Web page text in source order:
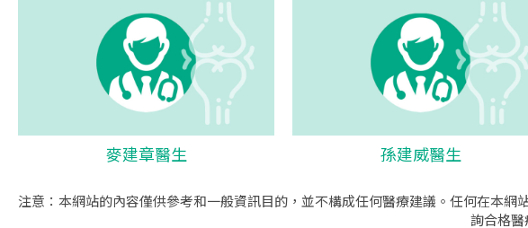
麥建章醫生 孫建威醫生
注意：本網站的內容僅供參考和一般資訊目的，並不構成任何醫療建議。任何在本
詢合格醫